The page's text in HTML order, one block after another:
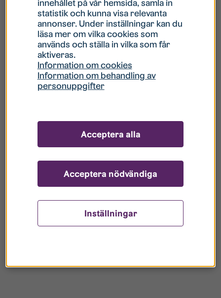
Hur gör jag om mitt konto är låst?
Hur gör jag när jag glömt mitt lösenord?
Vad innebär Gästkonto/Gästanvändare?
innehållet på vår hemsida, samla in
statistik och kunna visa relevanta
annonser. Under inställningar kan du
läsa mer om vilka cookies som
används och ställa in vilka som får
aktiveras.
Information om cookies
Information om behandling av
personuppgifter
Inställningar
Acceptera nödvändiga
Acceptera alla